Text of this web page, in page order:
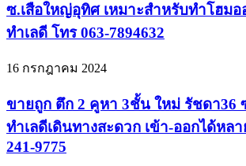
ซ.เสือใหญ่อุทิศ เหมาะสำหรับทำโฮม
ทำเลดี โทร 063-7894632
16 กรกฎาคม 2024
ขายถูก ตึก 2 คูหา 3ชั้น ใหม่ รัชดา36
ทำเลดีเดินทางสะดวก เข้า-ออกได้หล
241-9775